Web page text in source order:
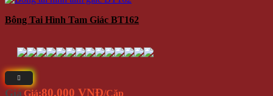
Bông Tai Hình Tam Giác BT162
Giá Giá:80.000 VNĐ/Cặp